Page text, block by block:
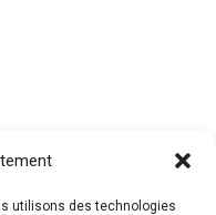
utilisons des technologies